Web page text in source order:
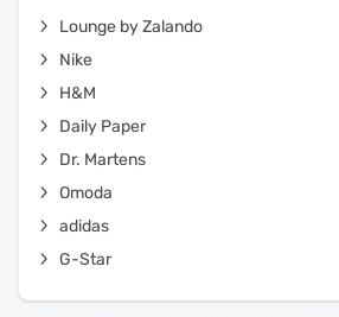
Lounge by Zalando
Nike
H&M
Daily Paper
Dr. Martens
Omoda
adidas
G-Star